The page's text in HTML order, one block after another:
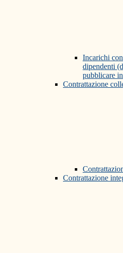
Incarichi
dipendenti
pubblicare
Contrattazione
Contrattazione